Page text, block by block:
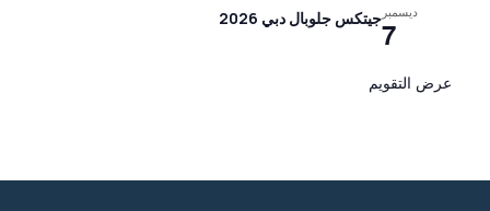
ديسمبر
7جيتكس جلوبال دبي 2026
عرض التقويم